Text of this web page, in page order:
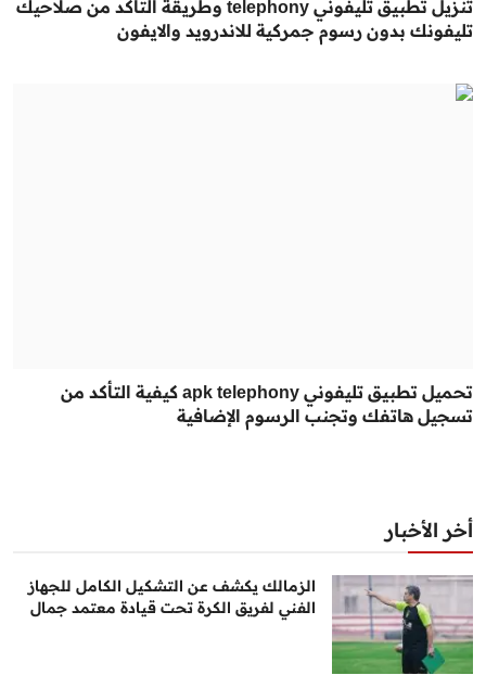
تنزيل تطبيق تليفوني telephony وطريقة التأكد من صلاحيك
تليفونك بدون رسوم جمركية للاندرويد والايفون
تحميل تطبيق تليفوني apk telephony كيفية التأكد من
تسجيل هاتفك وتجنب الرسوم الإضافية
أخر الأخبار
الزمالك يكشف عن التشكيل الكامل للجهاز
الفني لفريق الكرة تحت قيادة معتمد جمال